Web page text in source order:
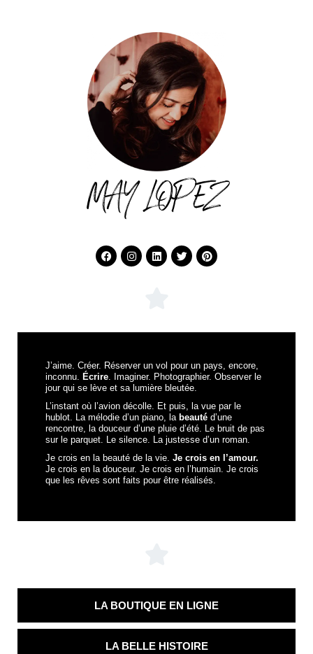
MAY LOPEZ
J’aime. Créer. Réserver un vol pour un pays, encore,
inconnu. Écrire. Imaginer. Photographier. Observer le
jour qui se lève et sa lumière bleutée.
L’instant où l’avion décolle. Et puis, la vue par le
hublot. La mélodie d’un piano, la beauté d’une
rencontre, la douceur d’une pluie d’été. Le bruit de pas
sur le parquet. Le silence. La justesse d’un roman.
Je crois en la beauté de la vie. Je crois en l’amour.
Je crois en la douceur. Je crois en l’humain. Je crois
que les rêves sont faits pour être réalisés.
LA BOUTIQUE EN LIGNE
LA BELLE HISTOIRE